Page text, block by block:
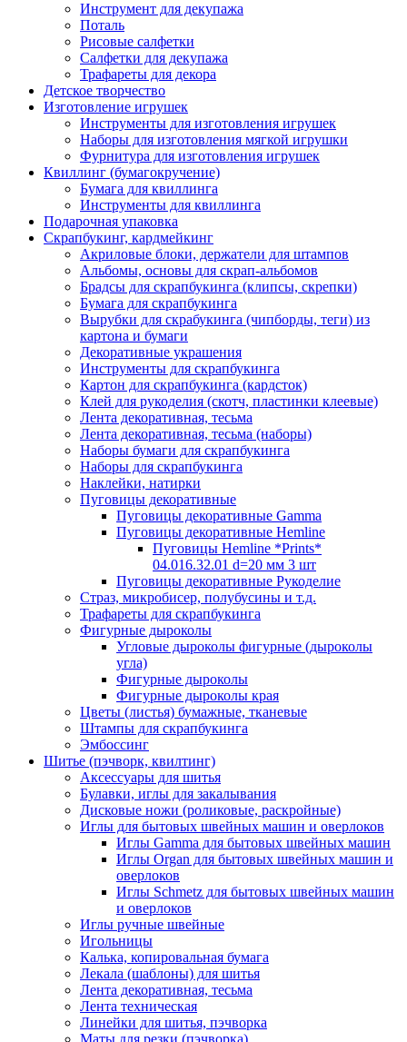
Инструмент для декупажа
Поталь
Рисовые салфетки
Салфетки для декупажа
Трафареты для декора
Детское творчество
Изготовление игрушек
Инструменты для изготовления игрушек
Наборы для изготовления мягкой игрушки
Фурнитура для изготовления игрушек
Квиллинг (бумагокручение)
Бумага для квиллинга
Инструменты для квиллинга
Подарочная упаковка
Скрапбукинг, кардмейкинг
Акриловые блоки, держатели для штампов
Альбомы, основы для скрап-альбомов
Брадсы для скрапбукинга (клипсы, скрепки)
Бумага для скрапбукинга
Вырубки для скрабукинга (чипборды, теги) из
картона и бумаги
Декоративные украшения
Инструменты для скрапбукинга
Картон для скрапбукинга (кардсток)
Клей для рукоделия (скотч, пластинки клеевые)
Лента декоративная, тесьма
Лента декоративная, тесьма (наборы)
Наборы бумаги для скрапбукинга
Наборы для скрапбукинга
Наклейки, натирки
Пуговицы декоративные
Пуговицы декоративные Gamma
Пуговицы декоративные Hemline
Пуговицы Hemline *Prints*
04.016.32.01 d=20 мм 3 шт
Пуговицы декоративные Рукоделие
Страз, микробисер, полубусины и т.д.
Трафареты для скрапбукинга
Фигурные дыроколы
Угловые дыроколы фигурные (дыроколы
угла)
Фигурные дыроколы
Фигурные дыроколы края
Цветы (листья) бумажные, тканевые
Штампы для скрапбукинга
Эмбоссинг
Шитье (пэчворк, квилтинг)
Аксессуары для шитья
Булавки, иглы для закалывания
Дисковые ножи (роликовые, раскройные)
Иглы для бытовых швейных машин и оверлоков
Иглы Gamma для бытовых швейных машин
Иглы Organ для бытовых швейных машин и
оверлоков
Иглы Schmetz для бытовых швейных машин
и оверлоков
Иглы ручные швейные
Игольницы
Калька, копировальная бумага
Лекала (шаблоны) для шитья
Лента декоративная, тесьма
Лента техническая
Линейки для шитья, пэчворка
Маты для резки (пэчворка)